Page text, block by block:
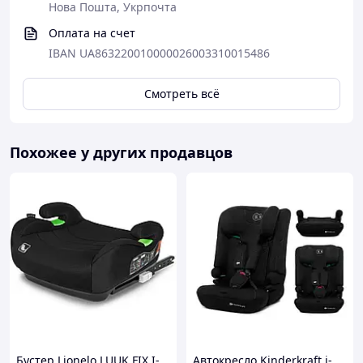
Нова Пошта, Укрпочта
Оплата на счет
IBAN UA863220010000026003310015486
Смотреть всё
Похожее у других продавцов